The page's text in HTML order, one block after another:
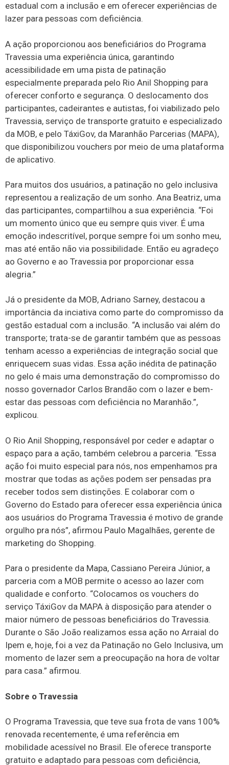
estadual com a inclusão e em oferecer experiências de
lazer para pessoas com deficiência.
A ação proporcionou aos beneficiários do Programa
Travessia uma experiência única, garantindo
acessibilidade em uma pista de patinação
especialmente preparada pelo Rio Anil Shopping para
oferecer conforto e segurança. O deslocamento dos
participantes, cadeirantes e autistas, foi viabilizado pelo
Travessia, serviço de transporte gratuito e especializado
da MOB, e pelo TáxiGov, da Maranhão Parcerias (MAPA),
que disponibilizou vouchers por meio de uma plataforma
de aplicativo.
Para muitos dos usuários, a patinação no gelo inclusiva
representou a realização de um sonho. Ana Beatriz, uma
das participantes, compartilhou a sua experiência. “Foi
um momento único que eu sempre quis viver. É uma
emoção indescritível, porque sempre foi um sonho meu,
mas até então não via possibilidade. Então eu agradeço
ao Governo e ao Travessia por proporcionar essa
alegria.”
Já o presidente da MOB, Adriano Sarney, destacou a
importância da inciativa como parte do compromisso da
gestão estadual com a inclusão. “A inclusão vai além do
transporte; trata-se de garantir também que as pessoas
tenham acesso a experiências de integração social que
enriquecem suas vidas. Essa ação inédita de patinação
no gelo é mais uma demonstração do compromisso do
nosso governador Carlos Brandão com o lazer e bem-
estar das pessoas com deficiência no Maranhão.”,
explicou.
O Rio Anil Shopping, responsável por ceder e adaptar o
espaço para a ação, também celebrou a parceria. “Essa
ação foi muito especial para nós, nos empenhamos pra
mostrar que todas as ações podem ser pensadas pra
receber todos sem distinções. E colaborar com o
Governo do Estado para oferecer essa experiência única
aos usuários do Programa Travessia é motivo de grande
orgulho pra nós”, afirmou Paulo Magalhães, gerente de
marketing do Shopping.
Para o presidente da Mapa, Cassiano Pereira Júnior, a
parceria com a MOB permite o acesso ao lazer com
qualidade e conforto. “Colocamos os vouchers do
serviço TáxiGov da MAPA à disposição para atender o
maior número de pessoas beneficiários do Travessia.
Durante o São João realizamos essa ação no Arraial do
Ipem e, hoje, foi a vez da Patinação no Gelo Inclusiva, um
momento de lazer sem a preocupação na hora de voltar
para casa.” afirmou.
Sobre o Travessia
O Programa Travessia, que teve sua frota de vans 100%
renovada recentemente, é uma referência em
mobilidade acessível no Brasil. Ele oferece transporte
gratuito e adaptado para pessoas com deficiência,